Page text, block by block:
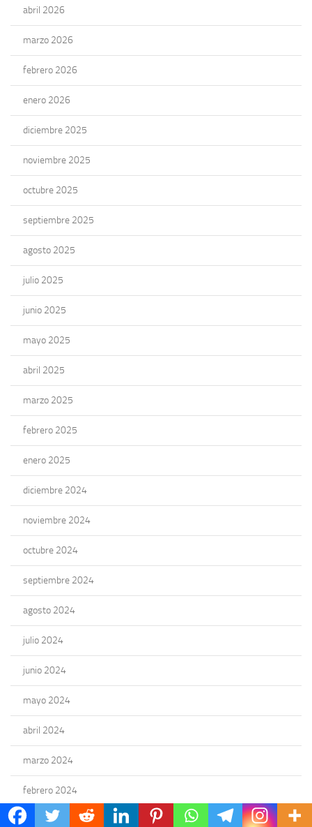
abril 2026
marzo 2026
febrero 2026
enero 2026
diciembre 2025
noviembre 2025
octubre 2025
septiembre 2025
agosto 2025
julio 2025
junio 2025
mayo 2025
abril 2025
marzo 2025
febrero 2025
enero 2025
diciembre 2024
noviembre 2024
octubre 2024
septiembre 2024
agosto 2024
julio 2024
junio 2024
mayo 2024
abril 2024
marzo 2024
febrero 2024
enero 2024